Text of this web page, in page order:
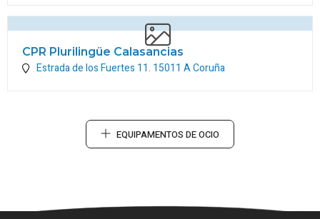
CPR Plurilingüe Calasancias
Estrada de los Fuertes 11. 15011 A Coruña
EQUIPAMENTOS DE OCIO